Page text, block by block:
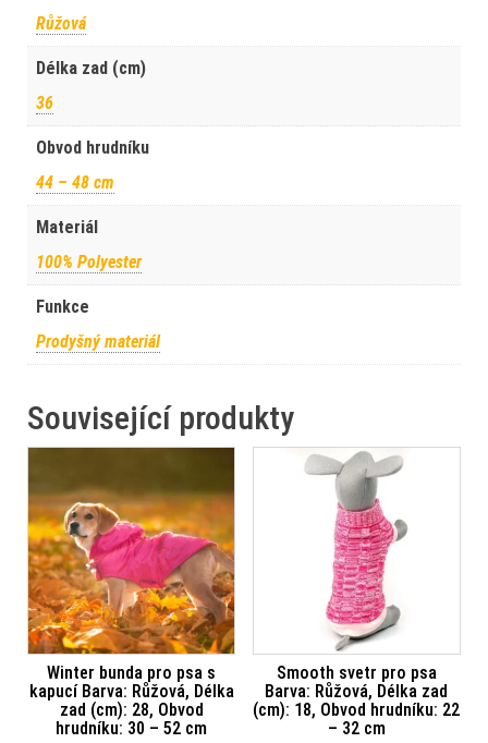
Růžová
Délka zad (cm)
36
Obvod hrudníku
44 – 48 cm
Materiál
100% Polyester
Funkce
Prodyšný materiál
Související produkty
Winter bunda pro psa s
kapucí Barva: Růžová, Délka
zad (cm): 28, Obvod
hrudníku: 30 – 52 cm
Smooth svetr pro psa
Barva: Růžová, Délka zad
(cm): 18, Obvod hrudníku: 22
– 32 cm